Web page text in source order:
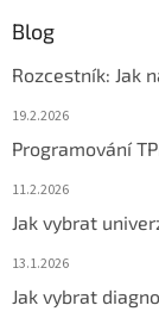
Blog
Rozcestník: Jak
19.2.2026
Programování
11.2.2026
Jak vybrat
13.1.2026
Jak vybrat